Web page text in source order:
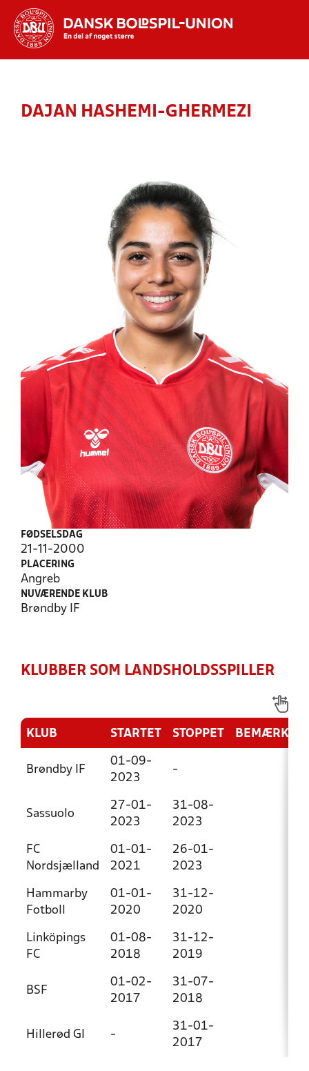
DAJAN HASHEMI-GHERMEZI
FØDSELSDAG
21-11-2000
PLACERING
Angreb
NUVÆRENDE KLUB
Brøndby IF
KLUBBER SOM LANDSHOLDSSPILLER
KLUB STARTET STOPPET
Brøndby IF
01-09-
2023
-
Sassuolo
27-01-
2023
31-08-
2023
FC
Nordsjælland
01-01-
2021
26-01-
2023
Hammarby
Fotboll
01-01-
2020
31-12-
2020
Linköpings
FC
01-08-
2018
31-12-
2019
BSF
01-02-
2017
31-07-
2018
Hillerød GI -
31-01-
2017